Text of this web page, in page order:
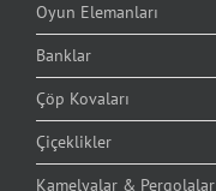
Oyun Elemanları
Banklar
Çöp Kovaları
Çiçeklikler
Kamelyalar & Pergolalar